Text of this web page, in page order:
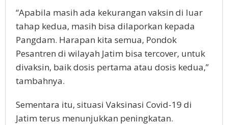
“Apabila masih ada kekurangan vaksin di luar
tahap kedua, masih bisa dilaporkan kepada
Pangdam. Harapan kita semua, Pondok
Pesantren di wilayah Jatim bisa tercover, untuk
divaksin, baik dosis pertama atau dosis kedua,”
tambahnya.
Sementara itu, situasi Vaksinasi Covid-19 di
Jatim terus menunjukkan peningkatan.